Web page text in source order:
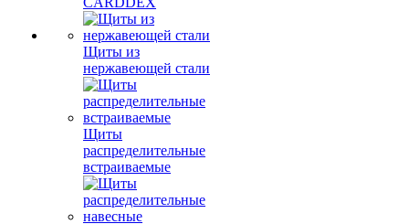
Щиты из
нержавеющей стали
Щиты
распределительные
встраиваемые